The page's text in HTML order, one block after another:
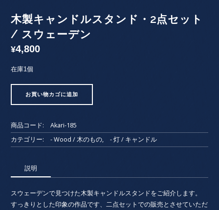
木製キャンドルスタンド・2点セット
/ スウェーデン
¥4,800
在庫1個
ン
ド
ル
ン
ド・
2
お買い物カゴに追加
商品コード:
Akari-185
カテゴリー:
- Wood / 木のもの, - 灯 / キャンドル
説明
スウェーデンで見つけた木製キャンドルスタンドをご紹介します。
すっきりとした印象の作品です、二点セットでの販売とさせていただ